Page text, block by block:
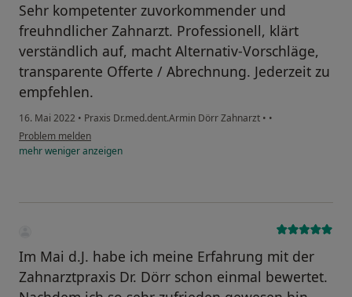
Sehr kompetenter zuvorkommender und
freuhndlicher Zahnarzt. Professionell, klärt
verständlich auf, macht Alternativ-Vorschläge,
transparente Offerte / Abrechnung. Jederzeit zu
empfehlen.
16. Mai 2022 • Praxis Dr.med.dent.Armin Dörr Zahnarzt • •
Problem melden
mehrwenigeranzeigen
Im Mai d.J. habe ich meine Erfahrung mit der
Zahnarztpraxis Dr. Dörr schon einmal bewertet.